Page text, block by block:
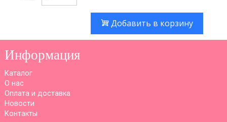
Добавить в корзину
Информация
Каталог
О нас
Оплата и доставка
Новости
Контакты